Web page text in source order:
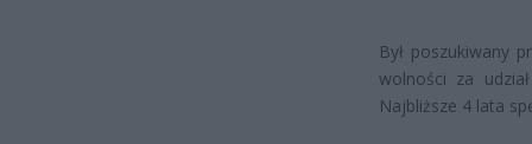
Był poszukiwany
wolności za
Najbliższe 4 lata